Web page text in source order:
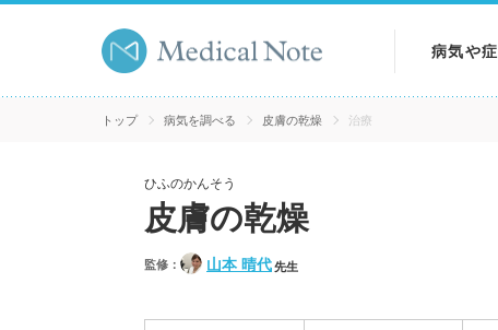
病気や
病気を
トップ 病気を調べる 皮膚の乾燥 治療
ひふのかんそう
皮膚の乾燥
監修： 山本 晴代先生